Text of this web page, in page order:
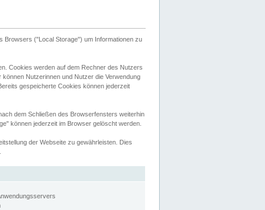
Browsers ("Local Storage") um Informationen zu
Cookies werden auf dem Rechner des Nutzers
Nutzerinnen und Nutzer die Verwendung
gespeicherte Cookies können jederzeit
dem Schließen des Browserfensters weiterhin
können jederzeit im Browser gelöscht werden.
der Webseite zu gewährleisten. Dies